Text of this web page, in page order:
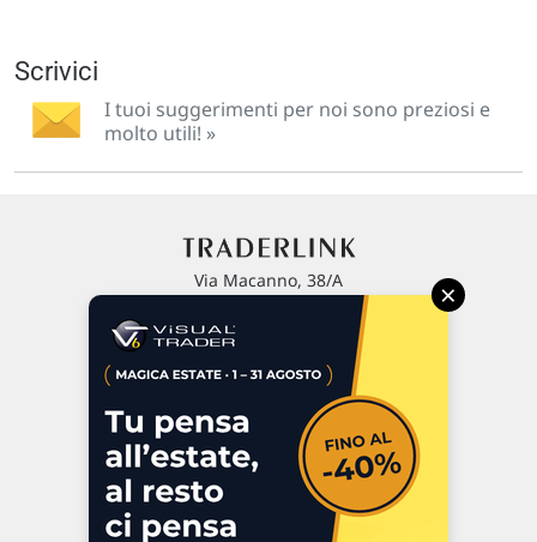
Scrivici
I tuoi suggerimenti per noi sono preziosi e
molto utili! »
Via Macanno, 38/A
P.IVA 02 452 460 401
Commenti e segnalazioni
Contattaci
×